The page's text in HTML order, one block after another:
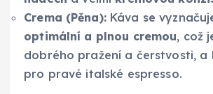
Crema (Pěna):Káva se
optimální a plnou cremou, což
dobrého pražení a čerstvosti, a
pro pravé italské espresso.